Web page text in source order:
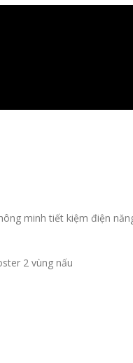
minh tiết kiệm điện
2 vùng nấu